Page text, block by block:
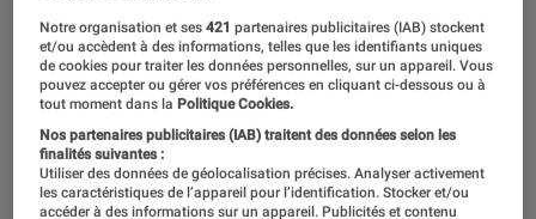
ACTU
Notre organisation et ses421 partenaires publicitaires (IAB) stockent
et/ou accèdent à des informations, telles que les identifiants uniques
de cookies pour traiter les données personnelles, sur un appareil. Vous
pouvez accepter ou gérer vos préférences en cliquant ci-dessous ou à
tout moment dans la Politique Cookies.
Nos partenaires publicitaires (IAB) traitent des données selon les
finalités suivantes :
Utiliser des données de géolocalisation précises. Analyser activement
les caractéristiques de l’appareil pour l’identification. Stocker et/ou
accéder à des informations sur un appareil. Publicités et contenu